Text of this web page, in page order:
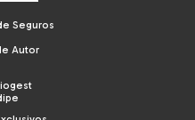
Seguros
Autor